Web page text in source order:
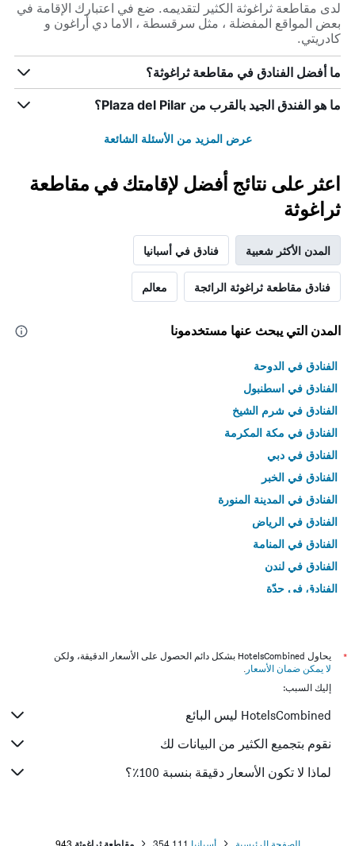
لدى مقاطعة ثراغوثة الكثير لتقديمه. ضع في اعتبارك الإقامة في
بعض المواقع المفضلة ، مثل سرقسطة ، الاما دي أراغون و
كادريتي.
ما أفضل الفنادق في مقاطعة ثراغوثة؟
ما هو الفندق الجيد بالقرب من Plaza del Pilar؟
عرض المزيد من الأسئلة الشائعة
اعثر على نتائج أفضل لإقامتك في مقاطعة
ثراغوثة
المدن الأكثر شعبية فنادق في أسبانيا
فنادق مقاطعة ثراغوثة الرائجة معالم
المدن التي يبحث عنها مستخدمونا
الفنادق في الدوحة
الفنادق في اسطنبول
الفنادق في شرم الشيخ
الفنادق في مكة المكرمة
الفنادق في دبي
الفنادق في الخبر
الفنادق في المدينة المنورة
الفنادق في الرياض
الفنادق في المنامة
الفنادق في لندن
الفنادق في جدّة
*
يحاول HotelsCombined بشكل دائم الحصول على الأسعار الدقيقة، ولكن
لا يمكن ضمان الأسعار .
إليك السبب:
HotelsCombined ليس البائع
نقوم بتجميع الكثير من البيانات لك
لماذا لا تكون الأسعار دقيقة بنسبة 100٪؟